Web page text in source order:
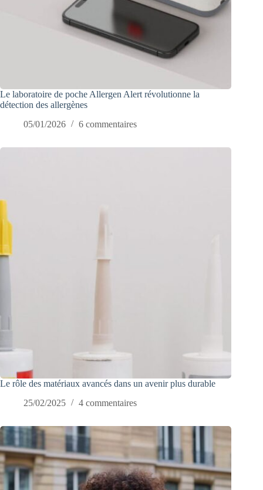
Le laboratoire de poche Allergen Alert révolutionne la
détection des allergènes
05/01/2026
6 commentaires
Le rôle des matériaux avancés dans un avenir plus durable
25/02/2025
4 commentaires